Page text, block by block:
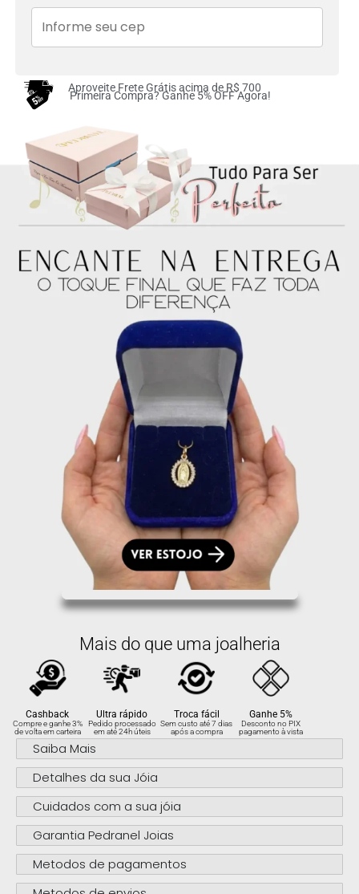
1x deR$223.00sem
juros no cartão
R$223.00
juros no cartão
juros no cartão
4x deR$55.75sem
juros no cartão
R$223.00
5x deR$44.60sem
juros no cartão
R$223.00
6x deR$37.17sem
juros no cartão
R$223.02
Aproveite Frete Grátis acima de R$ 700
Primeira Compra? Ganhe 5% OFF Agora!
Mais do que uma joalheria
Cashback
Compre e ganhe 3%
de volta em carteira
Ultra rápido
Pedido processado
em até 24h úteis
Troca fácil
Sem custo até 7 dias
após a compra
Ganhe 5%
Desconto no PIX
pagamento à vista
Saiba Mais
Detalhes da sua Jóia
Cuidados com a sua jóia
Garantia Pedranel Joias
Metodos de pagamentos